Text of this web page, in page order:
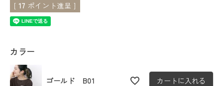
[ 17 ポイント進呈 ]
カラー
ゴールド B01 カートに入れる